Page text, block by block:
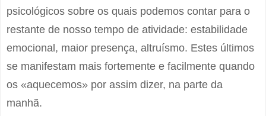
psicológicos sobre os quais podemos contar para o
restante de nosso tempo de atividade: estabilidade
emocional, maior presença, altruísmo. Estes últimos
se manifestam mais fortemente e facilmente quando
os «aquecemos» por assim dizer, na parte da
manhã.